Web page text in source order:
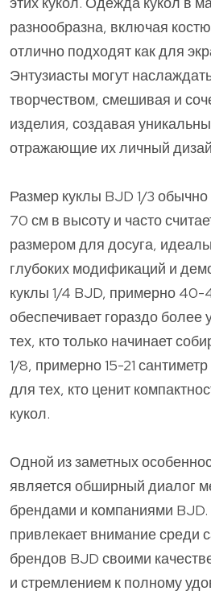
разнообразна, включая
отлично подходят как для
Энтузиасты могут
творчеством, смешивая и
изделия, создавая
отражающие их личный
Размер куклы BJD 1/3
70 см в высоту и часто
размером для досуга,
глубоких модификаций и
куклы 1/4 BJD, примерно 40-
обеспечивает гораздо
тех, кто только начинает
1/8, примерно 15-21
для тех, кто ценит
кукол.
Одной из заметных
является обширный диалог
брендами и компаниями BJD.
привлекает внимание
брендов BJD своими
и стремлением к полному